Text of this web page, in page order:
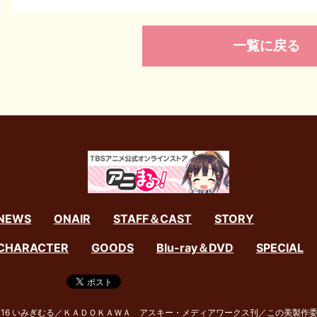
一覧に戻る
ONAIR STAFF＆CAST STORY
GOODS Blu-ray＆DVD SPECIAL
いみぎむる／ＫＡＤＯＫＡＷＡ アスキー・メディアワークス刊／この美製作